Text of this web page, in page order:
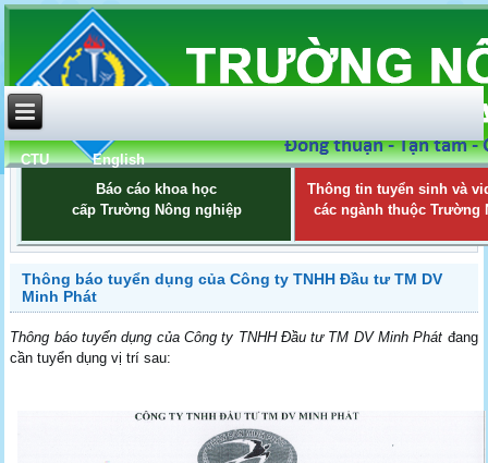
CTU
English
Báo cáo khoa học
cấp Trường Nông nghiệp
Thông tin tuyển sinh và
các ngành thuộc Trường
Thông báo tuyển dụng của Công ty TNHH Đầu tư TM DV
Minh Phát
Thông báo tuyển dụng của Công ty TNHH Đầu tư TM DV Minh Phát đang
cần tuyển dụng vị trí sau: